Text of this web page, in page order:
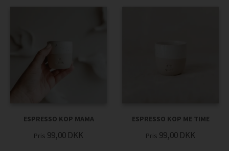
ESPRESSO KOP MAMA
Pris 99,00 DKK
ESPRESSO KOP ME TIME
Pris 99,00 DKK